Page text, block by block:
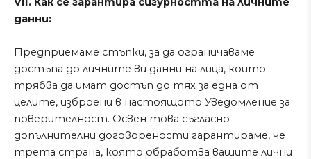
данни:
Предприемаме стъпки, за да ограничаваме
достъпа до личните ви данни на лица, които
трябва да имат достъп до тях за една от
целите, изброени в настоящото Уведомление за
поверителност. Освен това съгласно
допълнителни договорености гарантираме, че
трета страна, която обработва вашите лични